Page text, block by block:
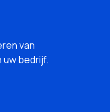
van
bedrijf.